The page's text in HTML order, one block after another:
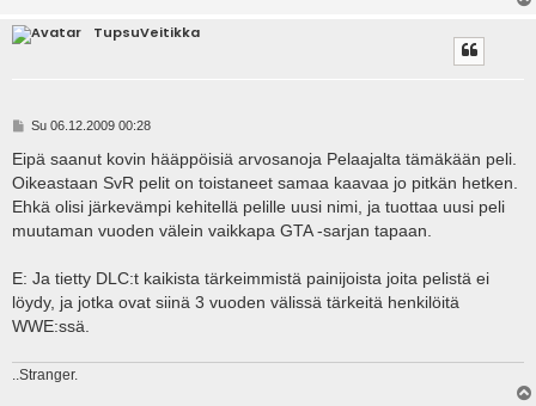
TupsuVeitikka
V
e
s
t
i
Su 06.12.2009 00:28
Eipä saanut kovin hääppöisiä arvosanoja Pelaajalta tämäkään peli.
Oikeastaan SvR pelit on toistaneet samaa kaavaa jo pitkän hetken.
Ehkä olisi järkevämpi kehitellä pelille uusi nimi, ja tuottaa uusi peli
muutaman vuoden välein vaikkapa GTA -sarjan tapaan.
E: Ja tietty DLC:t kaikista tärkeimmistä painijoista joita pelistä ei
löydy, ja jotka ovat siinä 3 vuoden välissä tärkeitä henkilöitä
WWE:ssä.
..Stranger.